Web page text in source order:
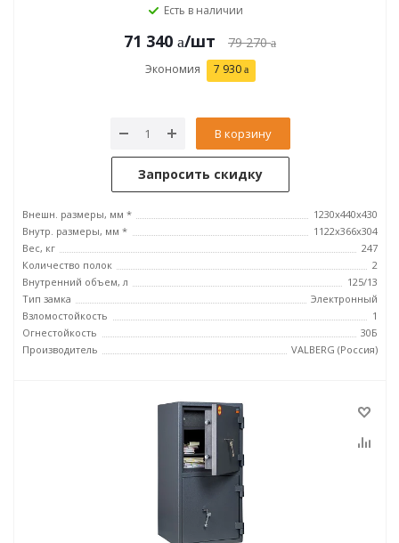
Есть в наличии
71 340 /шт 79 270
Экономия 7 930
В корзину
Запросить скидку
Внешн. размеры, мм *
1230x440x430
Внутр. размеры, мм *
1122х366х304
Вес, кг
247
Количество полок
2
Внутренний объем, л
125/13
Тип замка
Электронный
Взломостойкость
1
Огнестойкость
30Б
Производитель
VALBERG (Россия)